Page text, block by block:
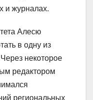
и журналах.
Алесю
в одну из
некоторое
редактором
региональных